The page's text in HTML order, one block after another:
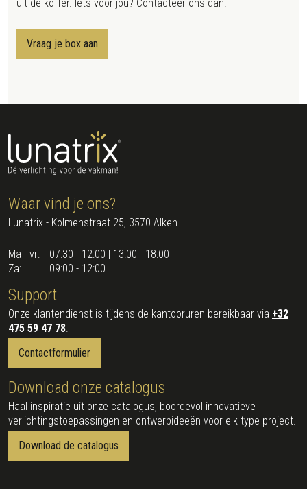
uit de koffer. Iets voor jou? Contacteer ons dan.
Vraag je box aan
Waar vind je ons?
Lunatrix - Kolmenstraat 25, 3570 Alken
Ma - vr:
07:30 - 12:00 | 13:00 - 18:00
Za:
09:00 - 12:00
Support
Onze klantendienst is tijdens de kantooruren bereikbaar via +32
475 59 47 78.
Contactformulier
Download onze catalogus
Haal inspiratie uit onze catalogus, boordevol innovatieve
verlichtingstoepassingen en ontwerpideeën voor elk type project.
Download de catalogus